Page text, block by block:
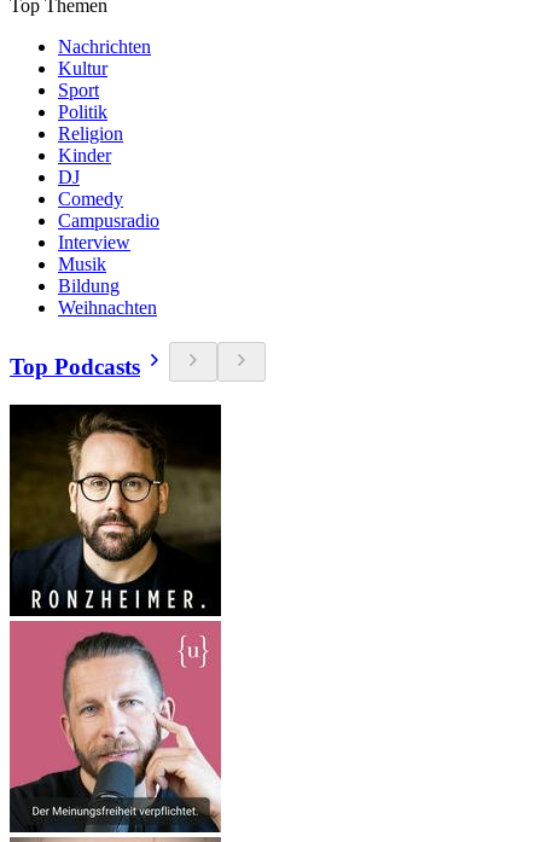
Top Themen
Nachrichten
Kultur
Sport
Politik
Religion
Kinder
DJ
Comedy
Campusradio
Interview
Musik
Bildung
Weihnachten
Top Podcasts